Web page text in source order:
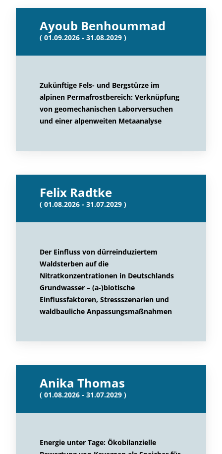
Ayoub Benhoummad
( 01.09.2026 - 31.08.2029 )
Zukünftige Fels- und Bergstürze im
alpinen Permafrostbereich: Verknüpfung
von geomechanischen Laborversuchen
und einer alpenweiten Metaanalyse
Felix Radtke
( 01.08.2026 - 31.07.2029 )
Der Einfluss von dürreinduziertem
Waldsterben auf die
Nitratkonzentrationen in Deutschlands
Grundwasser – (a-)biotische
Einflussfaktoren, Stressszenarien und
waldbauliche Anpassungsmaßnahmen
Anika Thomas
( 01.08.2026 - 31.07.2029 )
Energie unter Tage: Ökobilanzielle